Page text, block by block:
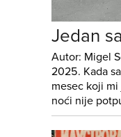
Jedan
Autor: Migel
2025. Kada
mesec koji
noći nije